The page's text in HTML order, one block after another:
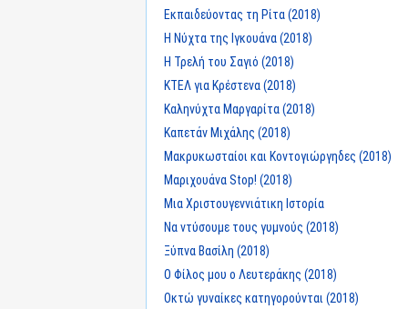
Εκπαιδεύοντας τη Ρίτα (2018)
Η Νύχτα της Ιγκουάνα (2018)
Η Τρελή του Σαγιό (2018)
ΚΤΕΛ για Κρέστενα (2018)
Καληνύχτα Μαργαρίτα (2018)
Καπετάν Μιχάλης (2018)
Μακρυκωσταίοι και Κοντογιώργηδες (2018)
Μαριχουάνα Stop! (2018)
Μια Χριστουγεννιάτικη Ιστορία
Να ντύσουμε τους γυμνούς (2018)
Ξύπνα Βασίλη (2018)
Ο Φίλος μου ο Λευτεράκης (2018)
Οκτώ γυναίκες κατηγορούνται (2018)